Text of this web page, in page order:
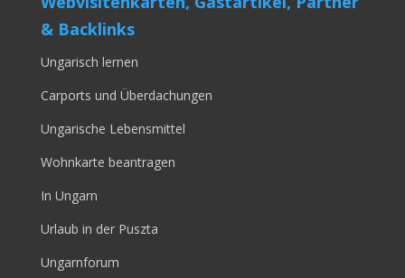
& Backlinks
Ungarisch lernen
Carports und Überdachungen
Ungarische Lebensmittel
Wohnkarte beantragen
In Ungarn
Urlaub in der Puszta
Ungarnforum